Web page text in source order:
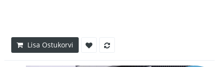
Lisa Ostukorvi